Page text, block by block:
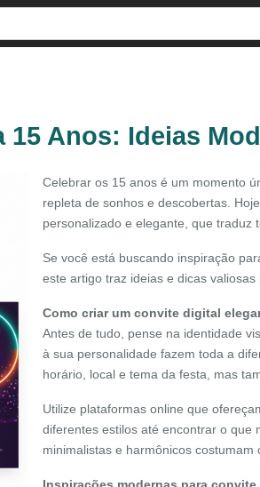
Anos: Ideias
Celebrar os 15 anos é um momento
repleta de sonhos e descobertas.
personalizado e elegante, que traduz
Se você está buscando inspiração
este artigo traz ideias e dicas
Como criar um convite digital
Antes de tudo, pense na identidade
à sua personalidade fazem toda a
horário, local e tema da festa, mas
Utilize plataformas online que
diferentes estilos até encontrar o que
minimalistas e harmônicos